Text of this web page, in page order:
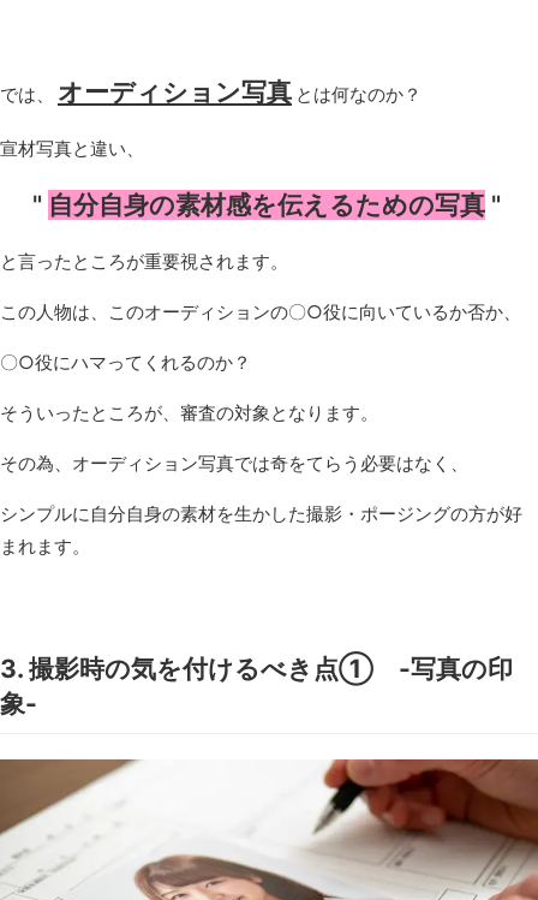
では、 オーディション写真 とは何なのか？
宣材写真と違い、
" 自分自身の素材感を伝えるための写真"
と言ったところが重要視されます。
この人物は、このオーディションの〇○役に向いているか否か、
〇○役にハマってくれるのか？
そういったところが、審査の対象となります。
その為、オーディション写真では奇をてらう必要はなく、
シンプルに自分自身の素材を生かした撮影・ポージングの方が好
まれます。
3. 撮影時の気を付けるべき点① -写真の印
象-